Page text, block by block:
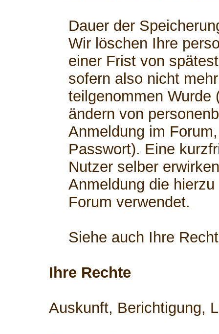
Dauer der
Wir löschen Ihre
einer Frist von
sofern also nicht
teilgenommen Wurde
ändern von
Anmeldung im
Passwort). Eine
Nutzer selber
Anmeldung die
Forum verwendet.
Siehe auch Ihre
Ihre Rechte
Auskunft, Berichtigung,